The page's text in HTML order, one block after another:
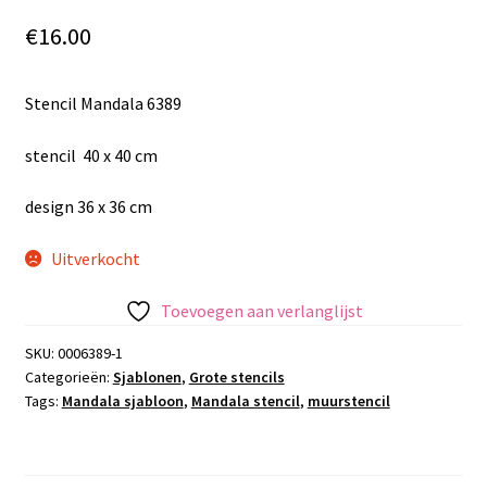
€16.00
Stencil Mandala 6389
stencil 40 x 40 cm
design 36 x 36 cm
Uitverkocht
Toevoegen aan verlanglijst
SKU: 0006389-1
Categorieën: Sjablonen, Grote stencils
Tags: Mandala sjabloon, Mandala stencil, muurstencil